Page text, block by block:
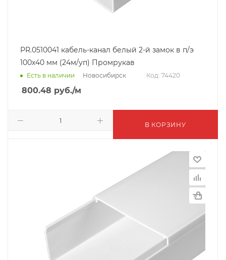
PR.0510041 кабель-канал белый 2-й замок в п/э
100х40 мм (24м/уп) Промрукав
Есть в наличии Новосибирск Код: 74420
800.48 руб./м
В КОРЗИНУ